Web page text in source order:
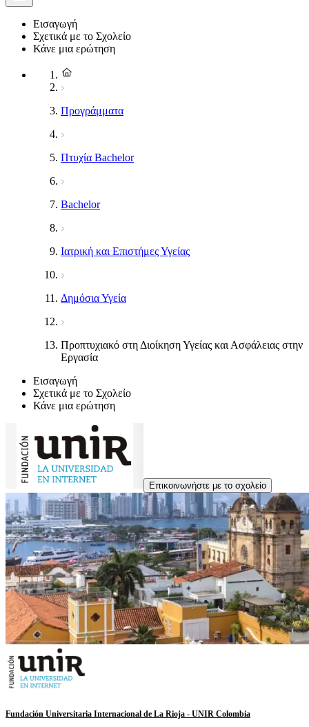
Εισαγωγή
Σχετικά με το Σχολείο
Κάνε μια ερώτηση
Προγράμματα
Πτυχία Bachelor
Bachelor
Ιατρική και Επιστήμες Υγείας
Δημόσια Υγεία
Προπτυχιακό στη Διοίκηση Υγείας και Ασφάλειας στην
Εργασία
Εισαγωγή
Σχετικά με το Σχολείο
Κάνε μια ερώτηση
Επικοινωνήστε με το σχολείο
Fundación Universitaria Internacional de La Rioja - UNIR Colombia